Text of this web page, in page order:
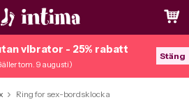
vibrator - 25% rabatt
tom. 9 augusti)
Stäng
Ring for sex-bordsklocka